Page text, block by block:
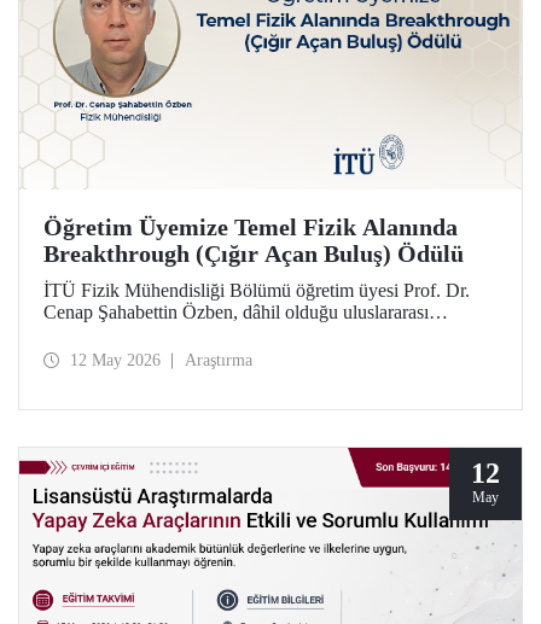
Öğretim Üyemize Temel Fizik Alanında
Breakthrough (Çığır Açan Buluş) Ödülü
İTÜ Fizik Mühendisliği Bölümü öğretim üyesi Prof. Dr.
Cenap Şahabettin Özben, dâhil olduğu uluslararası
Breakthrough (Çığır Açan Buluş) Ödülü’ne layık görüldü.
12 May 2026 Araştırma
12
May